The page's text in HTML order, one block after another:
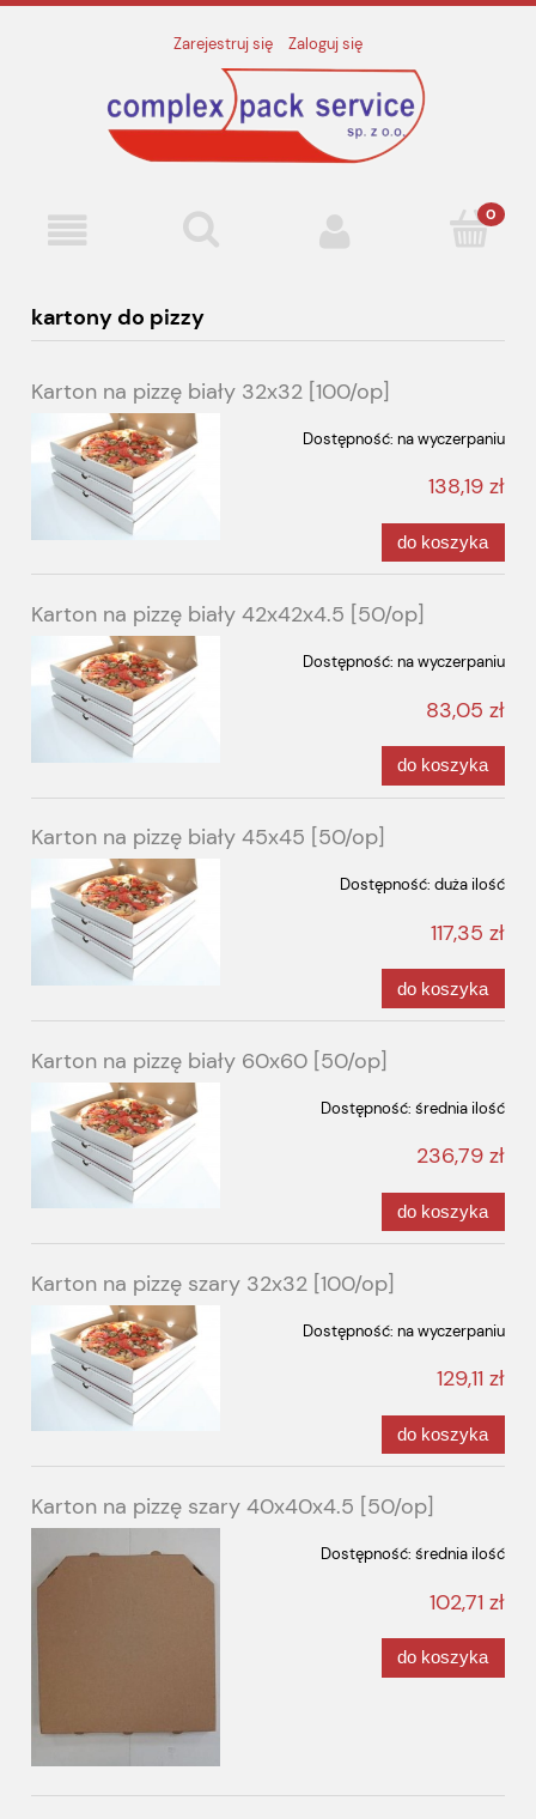
Zarejestruj się Zaloguj się
kartony do pizzy
Karton na pizzę biały 32x32 [100/op]
Dostępność: na wyczerpaniu
138,19 zł
do koszyka
Karton na pizzę biały 42x42x4.5 [50/op]
Dostępność: na wyczerpaniu
83,05 zł
do koszyka
Karton na pizzę biały 45x45 [50/op]
Dostępność: duża ilość
117,35 zł
do koszyka
Karton na pizzę biały 60x60 [50/op]
Dostępność: średnia ilość
236,79 zł
do koszyka
Karton na pizzę szary 32x32 [100/op]
Dostępność: na wyczerpaniu
129,11 zł
do koszyka
Karton na pizzę szary 40x40x4.5 [50/op]
Dostępność: średnia ilość
102,71 zł
do koszyka